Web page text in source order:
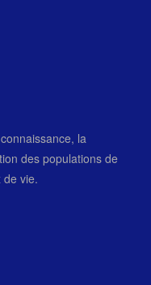
la
des populations de
de vie.